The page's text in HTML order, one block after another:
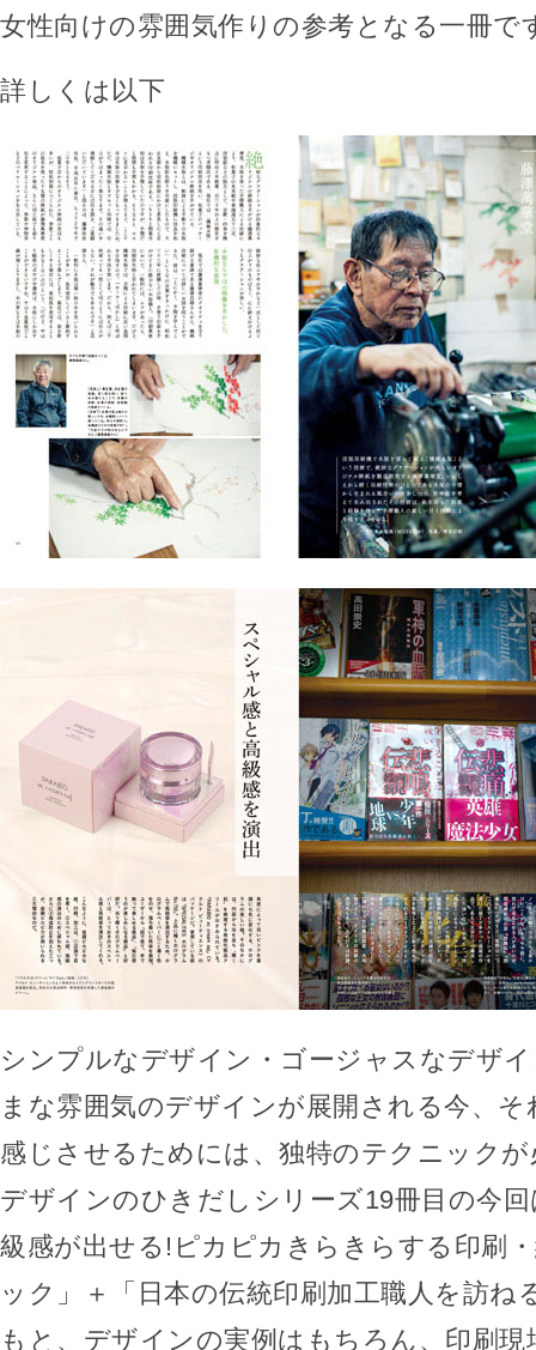
女性向けの雰囲気作りの参考となる一冊で
詳しくは以下
シンプルなデザイン・ゴージャスなデザ
まな雰囲気のデザインが展開される今、
感じさせるためには、独特のテクニック
デザインのひきだしシリーズ19冊目の今
級感が出せる!ピカピカきらきらする印刷
ック」＋「日本の伝統印刷加工職人を訪ね
もと、デザインの実例はもちろん、印刷